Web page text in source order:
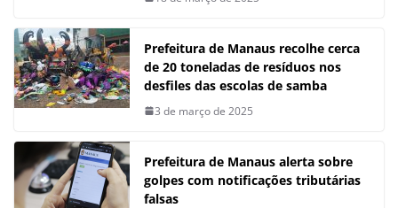
Prefeitura de Manaus recolhe cerca
de 20 toneladas de resíduos nos
desfiles das escolas de samba
3 de março de 2025
Prefeitura de Manaus alerta sobre
golpes com notificações tributárias
falsas